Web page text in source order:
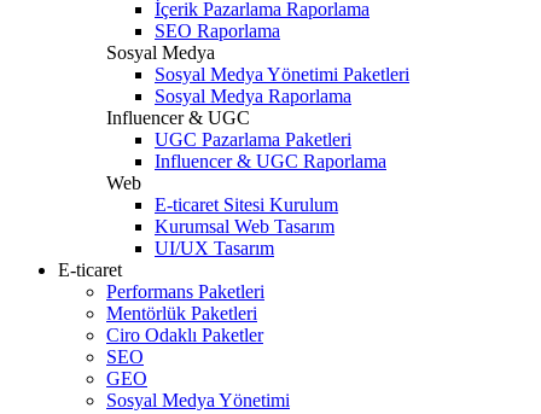
İçerik Pazarlama Raporlama
SEO Raporlama
Sosyal Medya
Sosyal Medya Yönetimi Paketleri
Sosyal Medya Raporlama
Influencer & UGC
UGC Pazarlama Paketleri
Influencer & UGC Raporlama
Web
E-ticaret Sitesi Kurulum
Kurumsal Web Tasarım
UI/UX Tasarım
E-ticaret
Performans Paketleri
Mentörlük Paketleri
Ciro Odaklı Paketler
SEO
GEO
Sosyal Medya Yönetimi